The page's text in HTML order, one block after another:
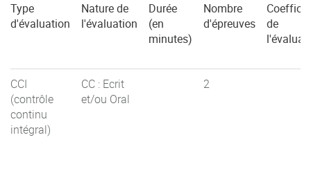
Type
d'évaluation
Nature de
l'évaluation
Durée
(en
minutes)
Nombre
d'épreuves
de
CCI
(contrôle
continu
intégral)
CC : Ecrit
et/ou Oral
2